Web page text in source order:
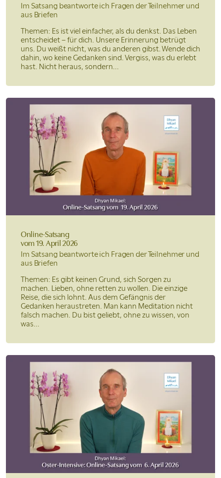
Im Satsang beantworte ich Fragen der Teilnehmer und
aus Briefen
Themen: Es ist viel einfacher, als du denkst. Das Leben
entscheidet – für dich. Unsere Erinnerung betrügt
uns. Du weißt nicht, was du anderen gibst. Wende dich
dahin, wo keine Gedanken sind. Vergiss, was du erlebt
hast. Nicht heraus, sondern...
Online-Satsang
vom 19. April 2026
Im Satsang beantworte ich Fragen der Teilnehmer und
aus Briefen
Themen: Es gibt keinen Grund, sich Sorgen zu
machen. Lieben, ohne retten zu wollen. Die einzige
Reise, die sich lohnt. Aus dem Gefängnis der
Gedanken heraustreten. Man kann Meditation nicht
falsch machen. Du bist geliebt, ohne zu wissen, von
was...